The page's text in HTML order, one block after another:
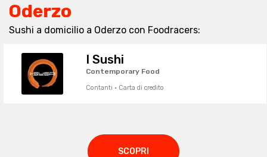
Oderzo
Sushi a domicilio a Oderzo con Foodracers:
I Sushi
Contemporary Food
Contanti · Carta di credito
SCOPRI